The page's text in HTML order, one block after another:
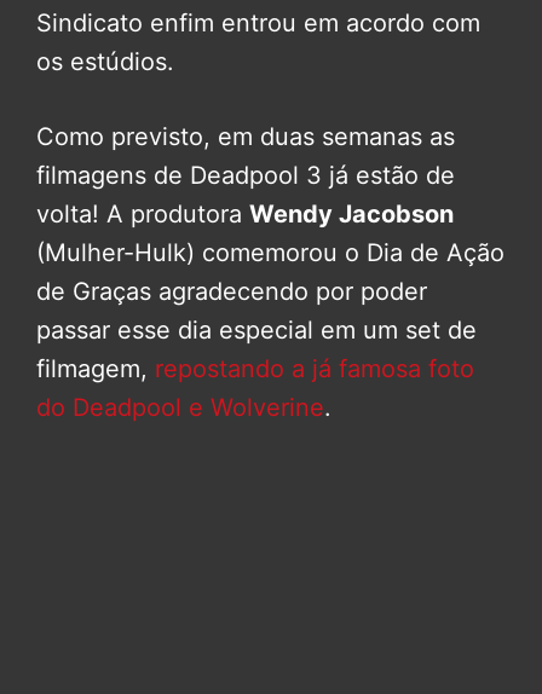
Sindicato enfim entrou em acordo com
os estúdios.
Como previsto, em duas semanas as
filmagens de Deadpool 3 já estão de
volta! A produtora Wendy Jacobson
(Mulher-Hulk) comemorou o Dia de Ação
de Graças agradecendo por poder
passar esse dia especial em um set de
filmagem, repostando a já famosa foto
do Deadpool e Wolverine.